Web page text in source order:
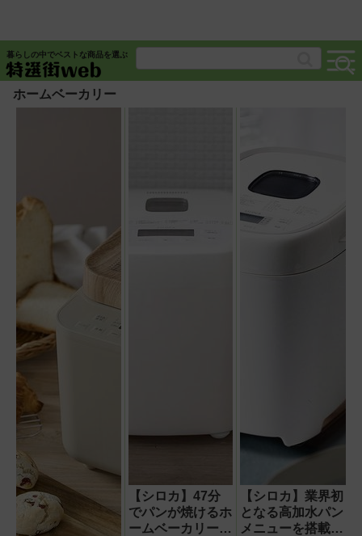
暮らしの中でベストな商品を選ぶ
ホームベーカリー
【シロカ】47分
でパンが焼けるホ
ームベーカリー
【シロカ】業界初
となる高加水パン
メニューを搭載し